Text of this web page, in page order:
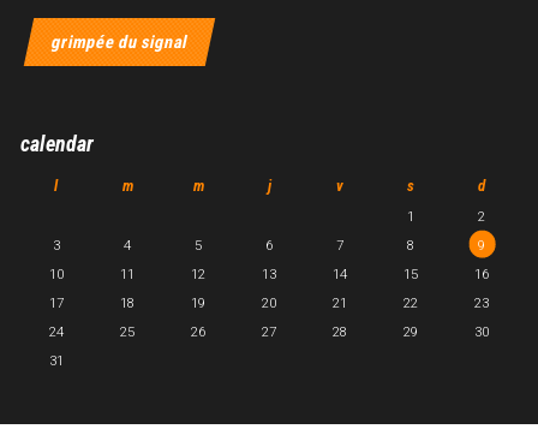
grimpée du signal
calendar
l m m j v s d
1
2
3
4 5 6 7 8
9
10
11 12 13 14 15
16
17
18 19 20 21 22
23
24
25 26 27 28 29
30
31